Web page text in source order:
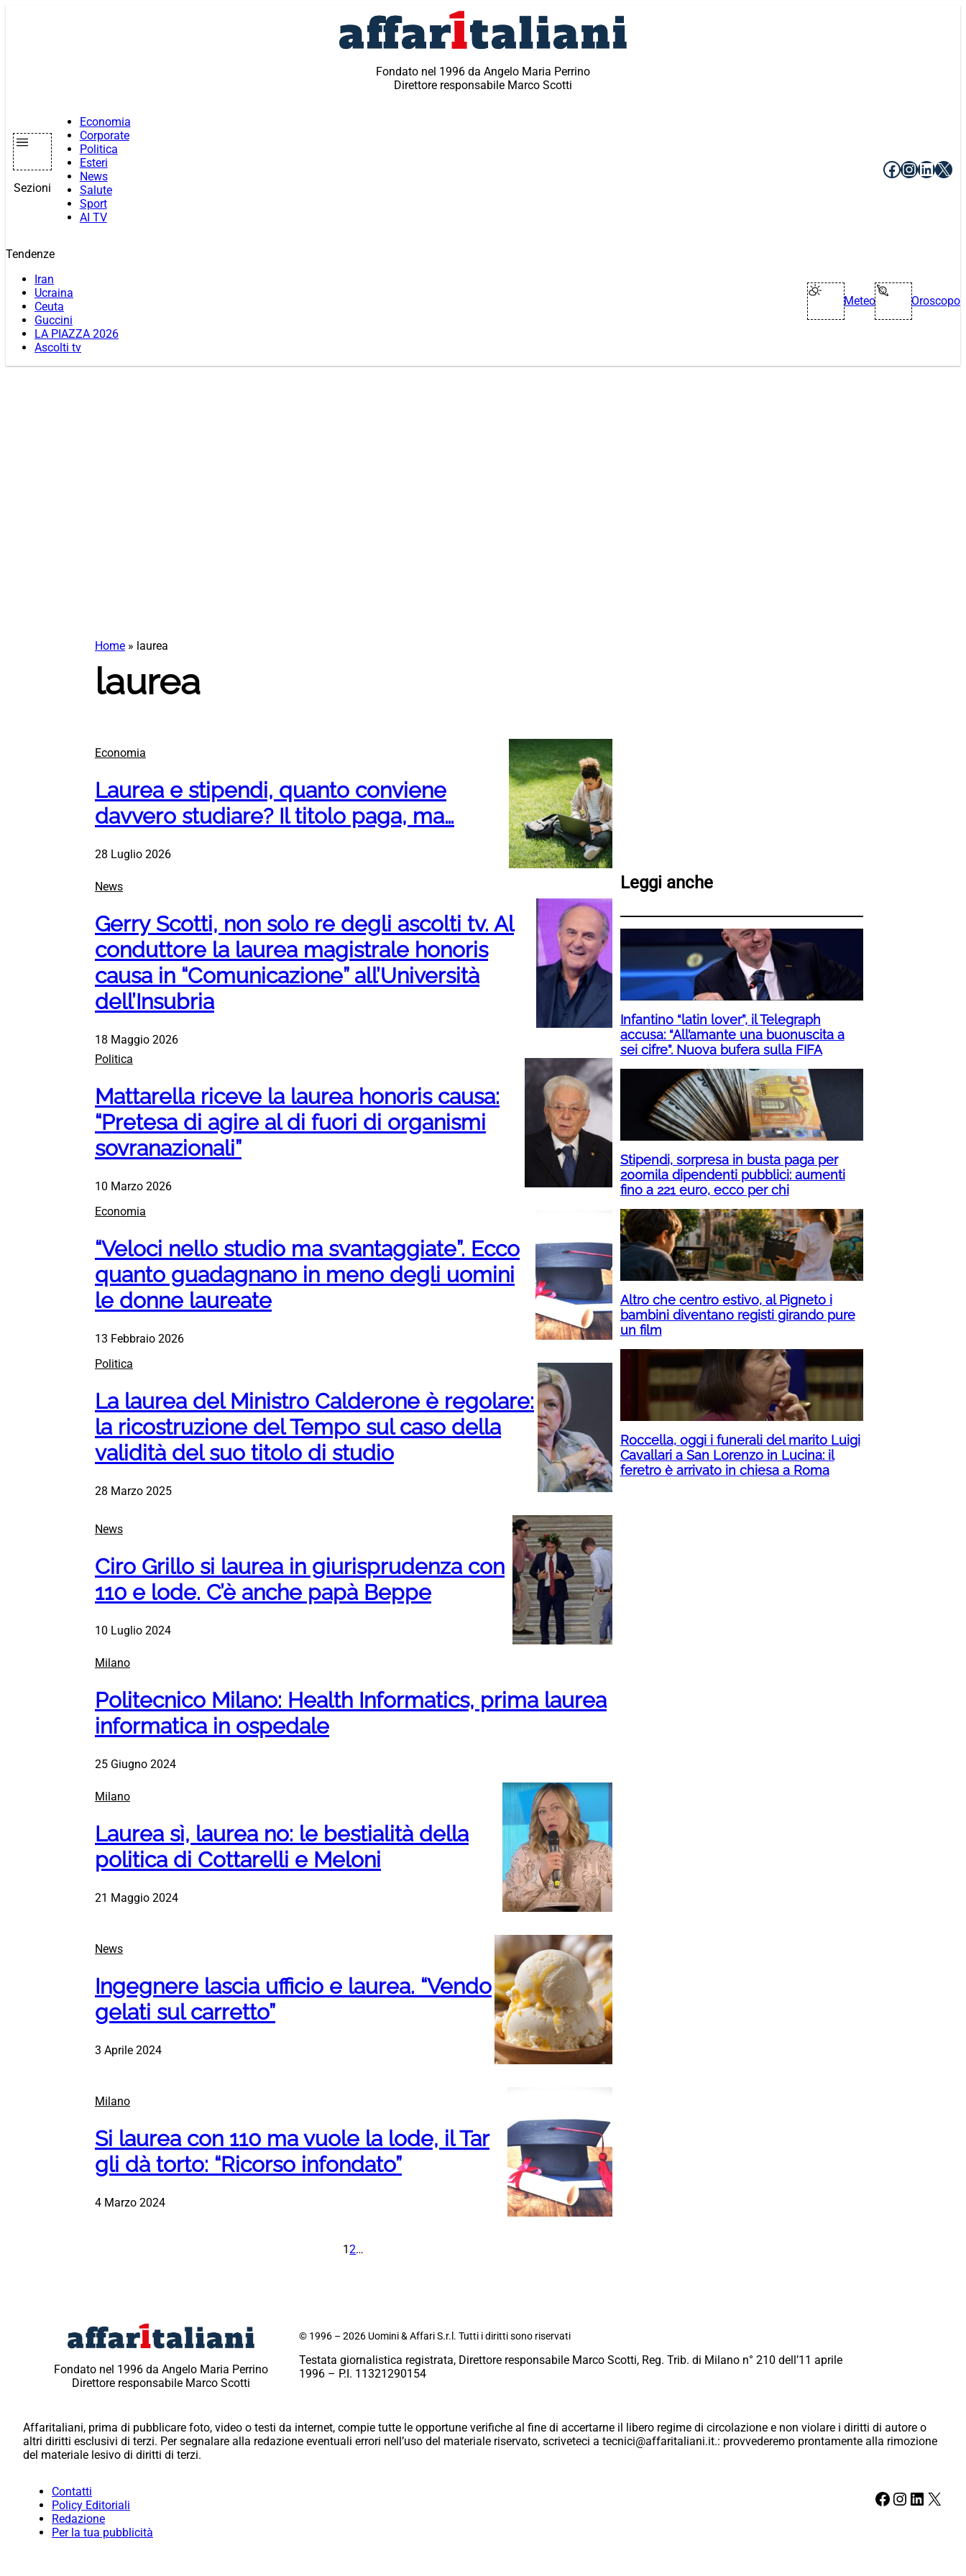
Fondato nel 1996 da Angelo Maria Perrino
Direttore responsabile Marco Scotti
Sezioni
Economia
Corporate
Politica
Esteri
News
Salute
Sport
AI TV
Facebook
X
Tendenze
Iran
Ucraina
Ceuta
Guccini
LA PIAZZA 2026
Ascolti tv
Meteo Oroscopo
Home » laurea
laurea
Economia
Laurea e stipendi, quanto conviene
davvero studiare? Il titolo paga, ma…
28 Luglio 2026
News
Gerry Scotti, non solo re degli ascolti tv. Al
conduttore la laurea magistrale honoris
causa in “Comunicazione” all’Università
dell’Insubria
18 Maggio 2026
Politica
Mattarella riceve la laurea honoris causa:
“Pretesa di agire al di fuori di organismi
sovranazionali”
10 Marzo 2026
Economia
“Veloci nello studio ma svantaggiate”. Ecco
quanto guadagnano in meno degli uomini
le donne laureate
13 Febbraio 2026
Politica
La laurea del Ministro Calderone è regolare:
la ricostruzione del Tempo sul caso della
validità del suo titolo di studio
28 Marzo 2025
News
Ciro Grillo si laurea in giurisprudenza con
110 e lode. C’è anche papà Beppe
10 Luglio 2024
Milano
Politecnico Milano: Health Informatics, prima laurea
informatica in ospedale
25 Giugno 2024
Milano
Laurea sì, laurea no: le bestialità della
politica di Cottarelli e Meloni
21 Maggio 2024
News
Ingegnere lascia ufficio e laurea. “Vendo
gelati sul carretto”
3 Aprile 2024
Milano
Si laurea con 110 ma vuole la lode, il Tar
gli dà torto: “Ricorso infondato”
4 Marzo 2024
12…
Leggi anche
Infantino “latin lover”, il Telegraph
accusa: “All’amante una buonuscita a
sei cifre”. Nuova bufera sulla FIFA
Stipendi, sorpresa in busta paga per
200mila dipendenti pubblici: aumenti
fino a 221 euro, ecco per chi
Altro che centro estivo, al Pigneto i
bambini diventano registi girando pure
un film
Roccella, oggi i funerali del marito Luigi
Cavallari a San Lorenzo in Lucina: il
feretro è arrivato in chiesa a Roma
Fondato nel 1996 da Angelo Maria Perrino
Direttore responsabile Marco Scotti
© 1996 – 2026 Uomini & Affari S.r.l. Tutti i diritti sono riservati
Testata giornalistica registrata, Direttore responsabile Marco Scotti, Reg. Trib. di Milano n° 210 dell’11 aprile
1996 – P.I. 11321290154
Affaritaliani, prima di pubblicare foto, video o testi da internet, compie tutte le opportune verifiche al fine di accertarne il libero regime di circolazione e non violare i diritti di autore o
altri diritti esclusivi di terzi. Per segnalare alla redazione eventuali errori nell’uso del materiale riservato, scriveteci a tecnici@affaritaliani.it.: provvederemo prontamente alla rimozione
del materiale lesivo di diritti di terzi.
Contatti
Policy Editoriali
Redazione
Per la tua pubblicità
Facebook Instagram LinkedIn X